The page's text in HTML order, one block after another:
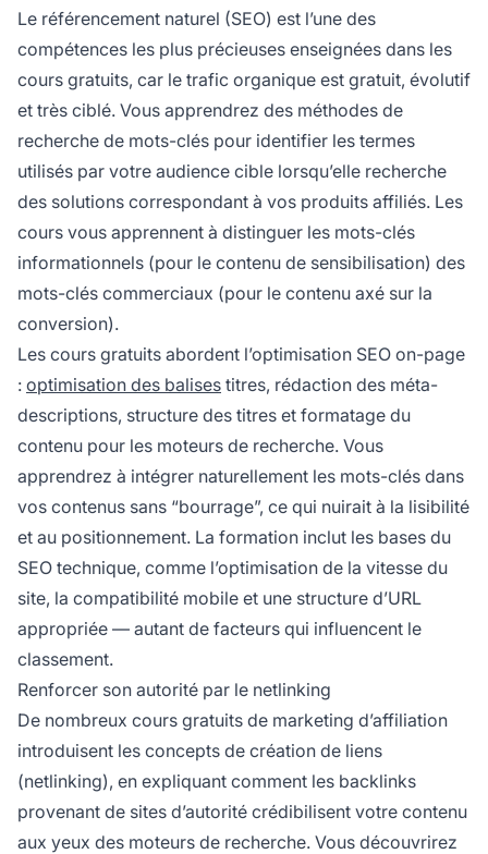
Le référencement naturel (SEO) est l’une des
compétences les plus précieuses enseignées dans les
cours gratuits, car le trafic organique est gratuit, évolutif
et très ciblé. Vous apprendrez des méthodes de
recherche de mots-clés pour identifier les termes
utilisés par votre audience cible lorsqu’elle recherche
des solutions correspondant à vos produits affiliés. Les
cours vous apprennent à distinguer les mots-clés
informationnels (pour le contenu de sensibilisation) des
mots-clés commerciaux (pour le contenu axé sur la
conversion).
Les cours gratuits abordent l’optimisation SEO on-page
: optimisation des balises titres, rédaction des méta-
descriptions, structure des titres et formatage du
contenu pour les moteurs de recherche. Vous
apprendrez à intégrer naturellement les mots-clés dans
vos contenus sans “bourrage”, ce qui nuirait à la lisibilité
et au positionnement. La formation inclut les bases du
SEO technique, comme l’optimisation de la vitesse du
site, la compatibilité mobile et une structure d’URL
appropriée — autant de facteurs qui influencent le
classement.
Renforcer son autorité par le netlinking
De nombreux cours gratuits de marketing d’affiliation
introduisent les concepts de création de liens
(netlinking), en expliquant comment les backlinks
provenant de sites d’autorité crédibilisent votre contenu
aux yeux des moteurs de recherche. Vous découvrirez